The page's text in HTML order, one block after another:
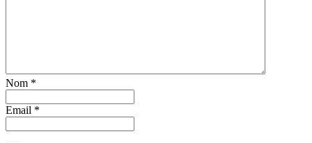
Nom *
Email *